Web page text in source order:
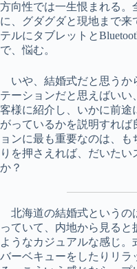
方向性では一生恨まれる。
に、グダグダと現地まで
テルにタブレットと
で、悩む。
いや、結婚式だと思うか
テーションだと思えばい
客様に紹介し、いかに前
がっているかを説明すれ
ョンに最も重要なのは、
りを押さえれば、だいた
か？
北海道の結婚式というの
っていて、内地から見る
ようなカジュアルな感じ
バーベキューをしたりリラ